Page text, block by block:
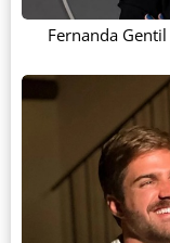
Fernanda